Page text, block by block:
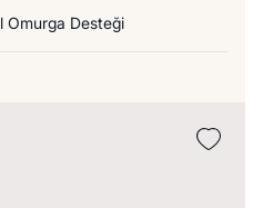
Omurga Desteği